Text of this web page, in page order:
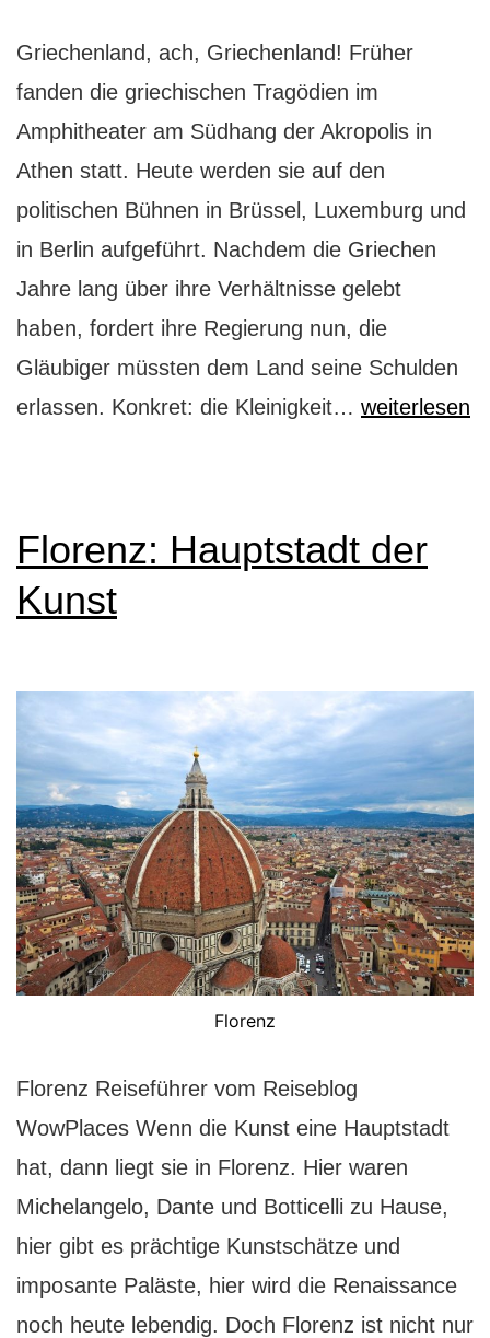
Griechenland, ach, Griechenland! Früher
fanden die griechischen Tragödien im
Amphitheater am Südhang der Akropolis in
Athen statt. Heute werden sie auf den
politischen Bühnen in Brüssel, Luxemburg und
in Berlin aufgeführt. Nachdem die Griechen
Jahre lang über ihre Verhältnisse gelebt
haben, fordert ihre Regierung nun, die
Gläubiger müssten dem Land seine Schulden
erlassen. Konkret: die Kleinigkeit… Athen:
weiterlesen
Florenz: Hauptstadt der
Kunst
Florenz
Florenz Reiseführer vom Reiseblog
WowPlaces Wenn die Kunst eine Hauptstadt
hat, dann liegt sie in Florenz. Hier waren
Michelangelo, Dante und Botticelli zu Hause,
hier gibt es prächtige Kunstschätze und
imposante Paläste, hier wird die Renaissance
noch heute lebendig. Doch Florenz ist nicht nur